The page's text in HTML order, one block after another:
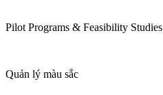
Pilot Programs & Feasibility Studies
Quản lý màu sắc